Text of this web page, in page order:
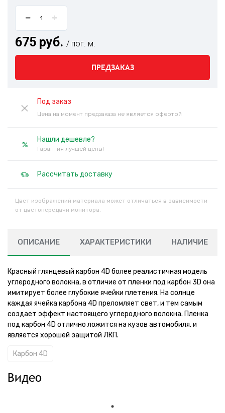
675 руб. / пог. м.
ПРЕДЗАКАЗ
Под заказ
Цена на момент предзаказа не является офертой
Нашли дешевле?
Гарантия лучшей цены!
Рассчитать доставку
Цвет изображений материала может отличаться в зависимости
от цветопередачи монитора.
ОПИСАНИЕ ХАРАКТЕРИСТИКИ НАЛИЧИЕ
Красный глянцевый карбон 4D более реалистичная модель
углеродного волокна, в отличие от пленки под карбон 3D она
имитирует более глубокие ячейки плетения. На солнце
каждая ячейка карбона 4D преломляет свет, и тем самым
создает эффект настоящего углеродного волокна. Пленка
под карбон 4D отлично ложится на кузов автомобиля, и
является хорошей защитой ЛКП.
Карбон 4D
Видео